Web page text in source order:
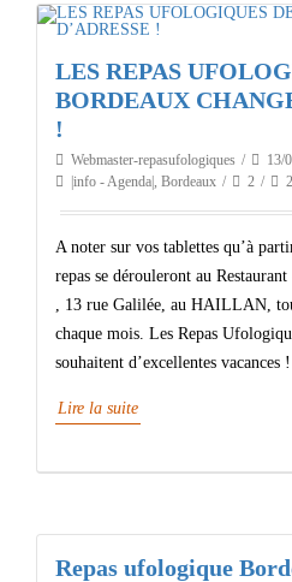
LES REPAS
BORDEAUX
!
Webmaster-repasufologiques
13/
|info - Agenda|, Bordeaux 2
A noter sur vos tablettes qu’à
repas se dérouleront au
, 13 rue Galilée, au HAILLAN,
chaque mois. Les Repas
souhaitent d’excellentes vacances
Lire la suite
Repas ufologique